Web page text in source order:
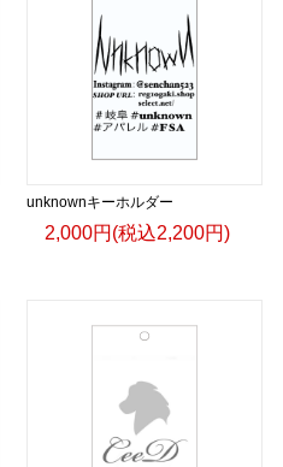
unknownキーホルダー
2,000円(税込2,200円)